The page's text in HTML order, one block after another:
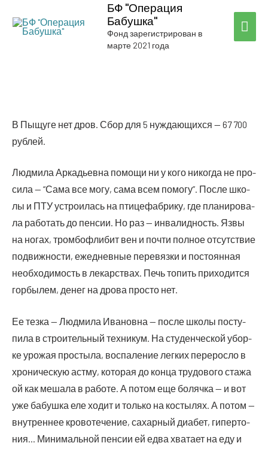
БФ "Операция
Бабушка"
Фонд зарегистрирован в
марте 2021 года
В Пыщу­ге нет дров. Сбор для 5 нуж­да­ю­щих­ся — 67 700
рублей.
Люд­ми­ла Арка­дьев­на помо­щи ни у кого нико­гда не про­
си­ла — “Сама все могу, сама всем помо­гу”. После шко­
лы и ПТУ устро­и­лась на пти­це­фаб­ри­ку, где пла­ни­ро­ва­
ла рабо­тать до пен­сии. Но раз — инва­лид­ность. Язвы
на ногах, тром­бо­фли­бит вен и почти пол­ное отсут­ствие
подвиж­но­сти, еже­днев­ные пере­вяз­ки и посто­ян­ная
необ­хо­ди­мость в лекар­ствах. Печь топить при­хо­дит­ся
гор­бы­лем, денег на дро­ва про­сто нет.
Ее тез­ка — Люд­ми­ла Ива­нов­на — после шко­лы посту­
пи­ла в стро­и­тель­ный тех­ни­кум. На сту­ден­че­ской убор­
ке уро­жая про­сты­ла, вос­па­ле­ние лег­ких пере­рос­ло в
хро­ни­че­скую аст­му, кото­рая до кон­ца тру­до­во­го ста­жа
ой как меша­ла в рабо­те. А потом еще боляч­ка — и вот
уже бабуш­ка еле ходит и толь­ко на косты­лях. А потом —
внут­рен­нее кро­во­те­че­ние, сахар­ный диа­бет, гипер­то­
ния… Мини­маль­ной пен­сии ей едва хва­та­ет на еду и